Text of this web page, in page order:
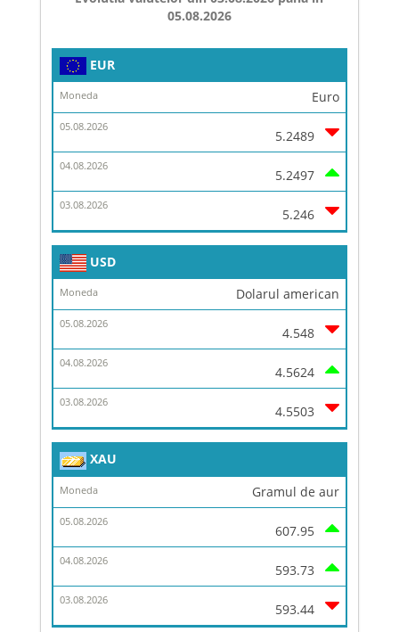
05.08.2026
Simbol
Moneda
05.08.2026
04.08.2026
03.08.2026
EUR
Euro
5.2489
5.2497
5.246
USD
Dolarul american
4.548
4.5624
4.5503
XAU
Gramul de aur
607.95
593.73
593.44